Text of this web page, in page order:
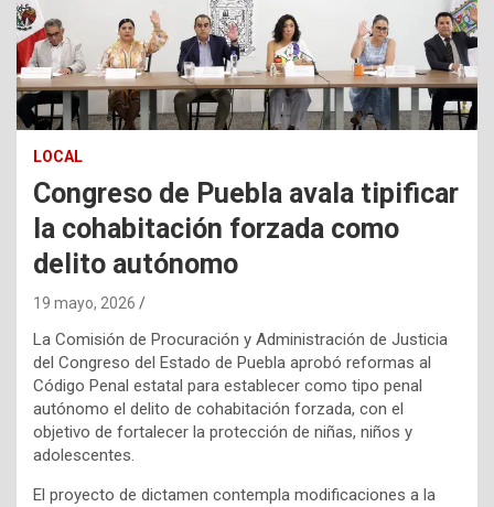
LOCAL
Congreso de Puebla avala tipificar
la cohabitación forzada como
delito autónomo
19 mayo, 2026
La Comisión de Procuración y Administración de Justicia
del Congreso del Estado de Puebla aprobó reformas al
Código Penal estatal para establecer como tipo penal
autónomo el delito de cohabitación forzada, con el
objetivo de fortalecer la protección de niñas, niños y
adolescentes.
El proyecto de dictamen contempla modificaciones a la